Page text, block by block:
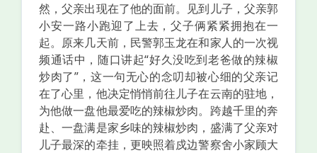
然，父亲出现在了他的面前。见到儿子，父亲郭
小安一路小跑迎了上去，父子俩紧紧拥抱在一
起。原来几天前，民警郭玉龙在和家人的一次视
频通话中，随口讲起“好久没吃到老爸做的辣椒
炒肉了”，这一句无心的念叨却被心细的父亲记
在了心里，他决定悄悄前往儿子在云南的驻地，
为他做一盘他最爱吃的辣椒炒肉。跨越千里的奔
赴、一盘满是家乡味的辣椒炒肉，盛满了父亲对
儿子最深的牵挂，更映照着戍边警察舍小家顾大